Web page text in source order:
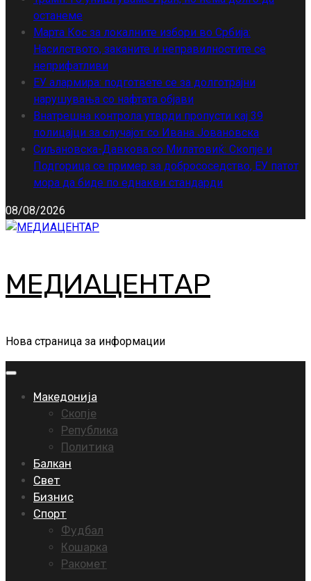
останеме
Марта Кос за локалните избори во Србија:
Насилството, заканите и неправилностите се
неприфатливи
ЕУ алармира: подгответе се за долготрајни
нарушувања со нафтата објави
Внатрешна контрола утврди пропусти кај 39
полицајци за случајот со Ивана Јовановска
Сиљановска-Давкова со Милатовиќ: Скопје и
Подгорица се пример за добрососедство, ЕУ патот
мора да биде по еднакви стандарди
08/08/2026
МЕДИАЦЕНТАР
Нова страница за информации
Primary
Македонија
Скопје
Република
Политика
Балкан
Свет
Бизнис
Спорт
Фудбал
Кошарка
Ракомет